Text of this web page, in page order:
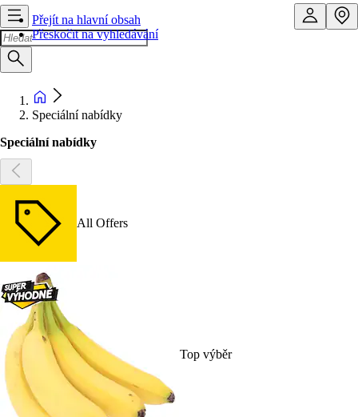
Přejít na hlavní obsah
Přeskočit na vyhledávání
Speciální nabídky
Speciální nabídky
All Offers
Top výběr